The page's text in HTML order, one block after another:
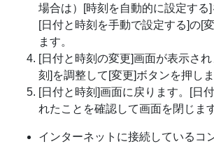
場合は）[時刻を自動的に設定する]
[日付と時刻を手動で設定する]の[
ます。
[日付と時刻の変更]画面が表示さ
刻]を調整して[変更]ボタンを押しま
[日付と時刻]画面に戻ります。[日
れたことを確認して画面を閉じます
インターネットに接続しているコ